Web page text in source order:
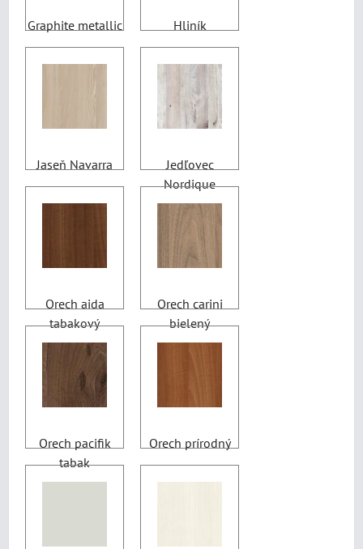
Graphite metallic Hliník
Jaseň Navarra
Jedľovec
Nordique
Orech aida
tabakový
Orech carini
bielený
Orech pacifik
tabak
Orech prírodný